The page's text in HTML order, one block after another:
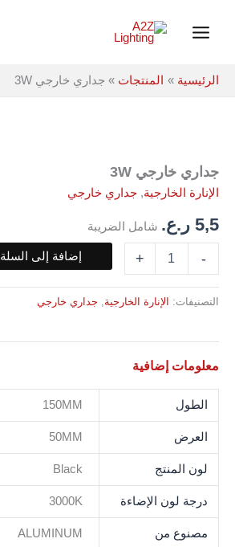
Menu
الرئيسية المنتجات جداري خارجي 3W
جداري خارجي 3W
الإنارة الخارجية, جداري خارجي
5,5 ر.ع. شامل الضريبة
-
كمية
جداري
خارجي
3W
+ إضافة إلى السلة
التصنيفات: الإنارة الخارجية جداري خارجي
معلومات إضافية
الطول 150MM
العرض 50MM
لون المنتج Black
درجة لون الإضاءة 3000K
مصنوع من ALUMINUM